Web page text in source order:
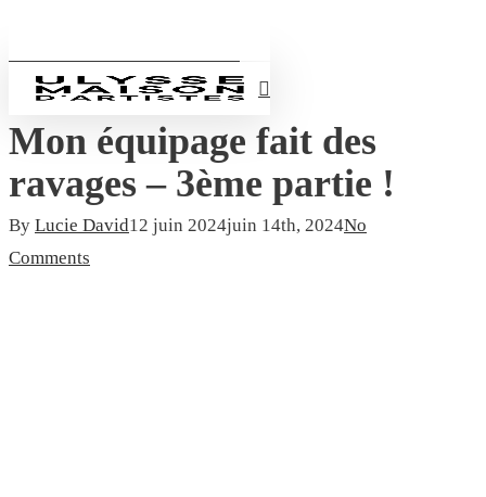
to
main
Menu
Production d'artistes Général
Mon équipage fait des
ravages – 3ème partie !
By Lucie David12 juin 2024juin 14th, 2024No
Comments